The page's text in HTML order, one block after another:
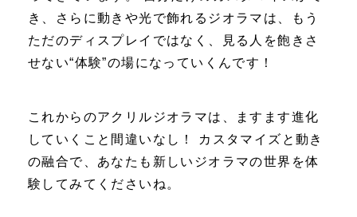
き、さらに動きや光で飾れるジオラマは、もう
ただのディスプレイではなく、見る人を飽きさ
せない“体験”の場になっていくんです！
これからのアクリルジオラマは、ますます進化
していくこと間違いなし！ カスタマイズと動き
の融合で、あなたも新しいジオラマの世界を体
験してみてくださいね。